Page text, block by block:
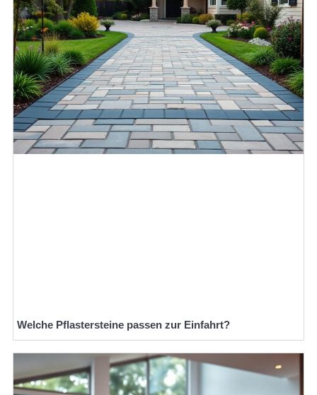
Welche Pflastersteine passen zur Einfahrt?